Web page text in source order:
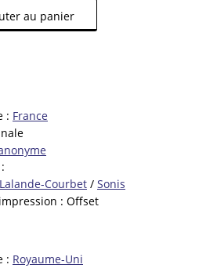
au panier
: France
Lalande-Courbet / Sonis
: Offset
: Royaume-Uni